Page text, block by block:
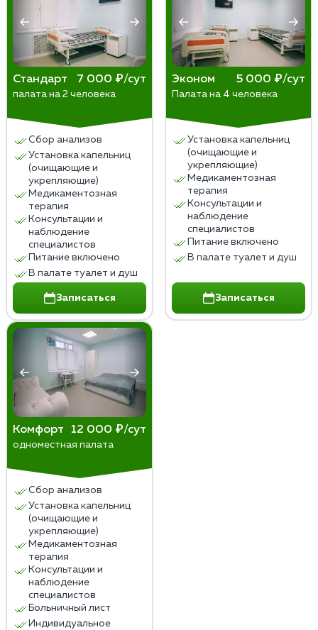
цирроз печени, панкреатит, гастрит,
энцефалопатия, полинейропатия, сердечно-
сосудистые заболевания.
Необходимость получения медицинской
помощи при постановке на учет в
наркологическом диспансере, получении
Желание избавиться от зависимости и пройти
курс лечения и реабилитации.
Стандарт 7 000 ₽/сут
палата на 2 человека
Сбор анализов
Установка капельниц
(очищающие и
укрепляющие)
Медикаментозная
терапия
Консультации и
наблюдение
специалистов
Питание включено
В палате туалет и душ
Записаться
Эконом 5 000 ₽/сут
Палата на 4 человека
Установка капельниц
(очищающие и
укрепляющие)
Медикаментозная
терапия
Консультации и
наблюдение
специалистов
Питание включено
В палате туалет и душ
Записаться
Комфорт 12 000 ₽/сут
одноместная палата
Сбор анализов
Установка капельниц
(очищающие и
укрепляющие)
Медикаментозная
терапия
Консультации и
наблюдение
специалистов
Больничный лист
Индивидуальное